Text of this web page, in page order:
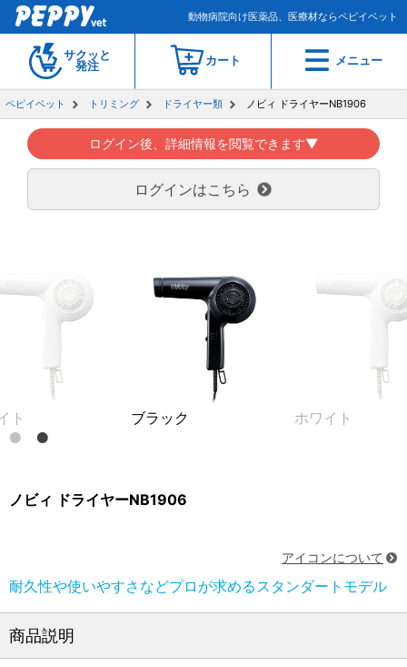
動物病院向け医薬品、医療材ならペピイベット
サクッと
発注
カート メニュー
ペピイベット トリミング ドライヤー類 ノビィ ドライヤーNB1906
ログイン後、詳細情報を閲覧できます▼
ログインはこちら
ト ブラック ホワイト
ノビィ ドライヤーNB1906
アイコンについて
耐久性や使いやすさなどプロが求めるスタンダートモデル
商品説明